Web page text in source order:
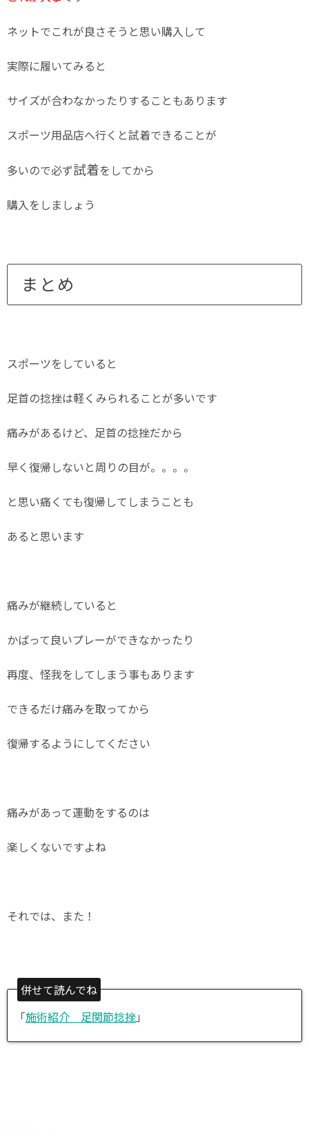
ネットでこれが良さそうと思い購入して
実際に履いてみると
サイズが合わなかったりすることもあります
スポーツ用品店へ行くと試着できることが
多いので必ず試着をしてから
購入をしましょう
まとめ
スポーツをしていると
足首の捻挫は軽くみられることが多いです
痛みがあるけど、足首の捻挫だから
早く復帰しないと周りの目が。。。。
と思い痛くても復帰してしまうことも
あると思います
痛みが継続していると
かばって良いプレーができなかったり
再度、怪我をしてしまう事もあります
できるだけ痛みを取ってから
復帰するようにしてください
痛みがあって運動をするのは
楽しくないですよね
それでは、また！
併せて読んでね
「施術紹介 足関節捻挫 」